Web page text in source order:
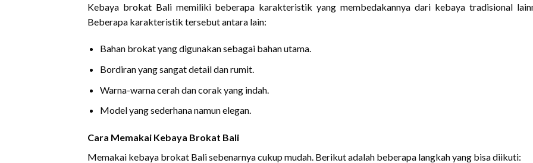
Kebaya brokat Bali memiliki beberapa karakteristik yang membedakannya dari kebaya tradisional
Beberapa karakteristik tersebut antara lain:
Bahan brokat yang digunakan sebagai bahan utama.
Bordiran yang sangat detail dan rumit.
Warna-warna cerah dan corak yang indah.
Model yang sederhana namun elegan.
Cara Memakai Kebaya Brokat Bali
Memakai kebaya brokat Bali sebenarnya cukup mudah. Berikut adalah beberapa langkah yang bisa diikuti: